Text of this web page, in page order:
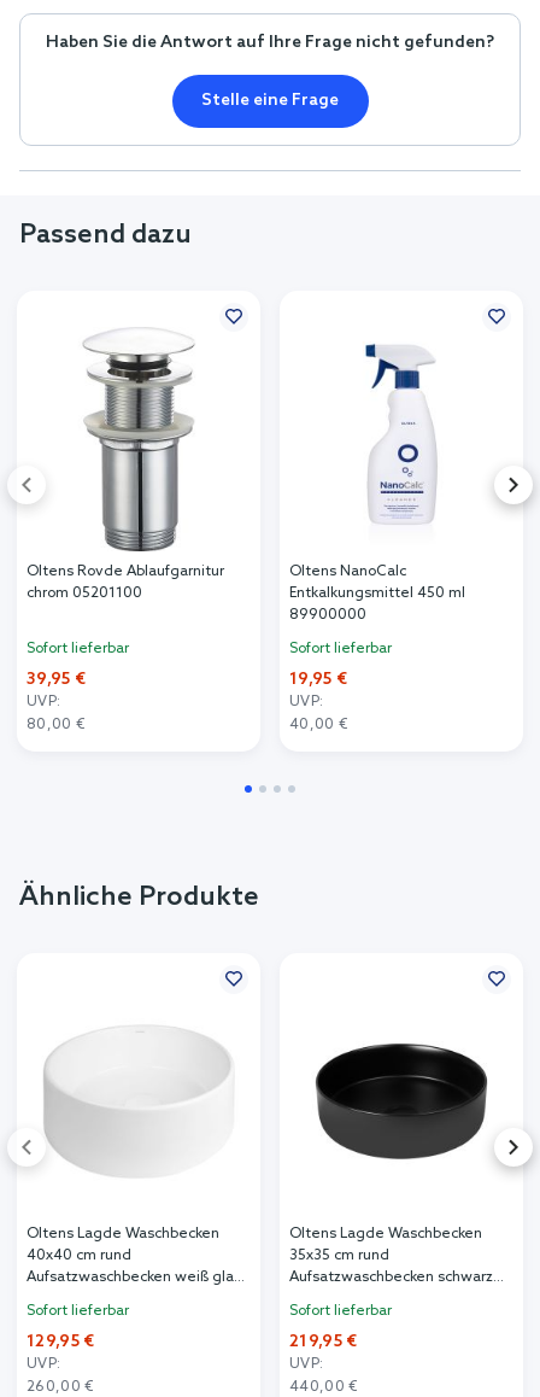
Haben Sie die Antwort auf Ihre Frage nicht gefunden?
Stelle eine Frage
Passend dazu
Oltens Rovde Ablaufgarnitur
chrom 05201100
Sofort lieferbar
39,95 €
UVP:
80,00 €
Oltens NanoCalc
Entkalkungsmittel 450 ml
89900000
Sofort lieferbar
19,95 €
UVP:
40,00 €
Ähnliche Produkte
Oltens Lagde Waschbecken
40x40 cm rund
Aufsatzwaschbecken weiß glanz
Sofort lieferbar
129,95 €
UVP:
260,00 €
Oltens Lagde Waschbecken
35x35 cm rund
Aufsatzwaschbecken schwarz
Sofort lieferbar
219,95 €
UVP:
440,00 €